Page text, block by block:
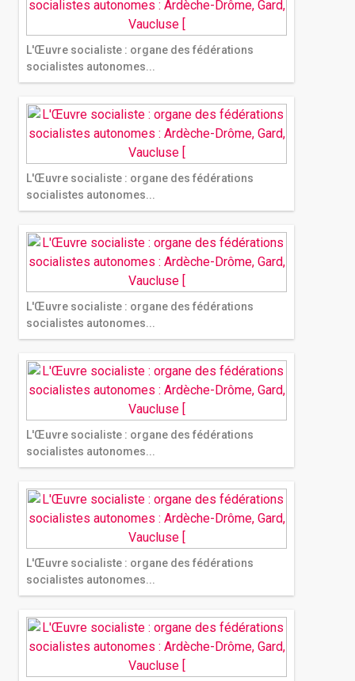
L'Œuvre socialiste : organe des fédérations
socialistes autonomes...
L'Œuvre socialiste : organe des fédérations
socialistes autonomes...
L'Œuvre socialiste : organe des fédérations
socialistes autonomes...
L'Œuvre socialiste : organe des fédérations
socialistes autonomes...
L'Œuvre socialiste : organe des fédérations
socialistes autonomes...